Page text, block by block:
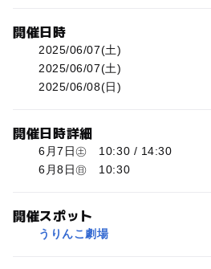
開催日時
2025/06/07(土)
2025/06/07(土)
2025/06/08(日)
開催日時詳細
6月7日㊏ 10:30 / 14:30
6月8日㊐ 10:30
開催スポット
うりんこ劇場